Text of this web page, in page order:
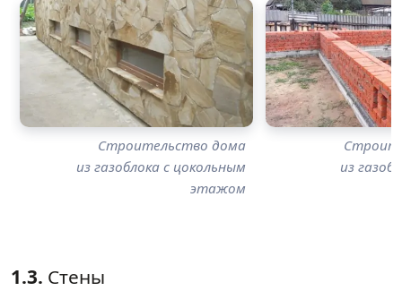
Строительство дома
из газоблока с цокольным
этажом
из
1.3. Стены